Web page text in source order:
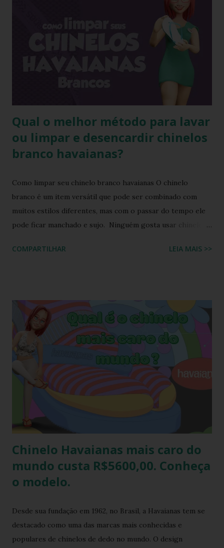
utilizar o chinelo adquirido no ano passado você verá que
ele está mais justo ao seu pé e se comprar um novo e
medir com o antigo a diferença irá aparecer também,
portanto não se assustem, chinelo de borracha encolhe
chi...
Qual o melhor método para lavar
ou limpar e desencardir chinelos
branco havaianas?
Como limpar seu chinelo branco havaianas O chinelo
branco é um item versátil que pode ser combinado com
muitos estilos diferentes, mas com o passar do tempo ele
pode ficar manchado e sujo. Ninguém gosta usar chinelo
branca ou alguma cor clara, principalmente os chinelos
que um look com chinelo, não é mesmo? Não se preocupe,
existem ótimas técnicas que você pode usar para limpar e
deixar seu chinelo branco brilhando novamente. Aprenda
como fazer isso agora mesmo! Um chinelo que combina
muito bem com peças jeans é o chinelo havaianas modelo
tradicional, o modelo bicolor da havaianas. Principalmente o
modelo na versão branco e azul claro. Como manter
havaianas branca O chinelo branco é uma peça elegante que
combina com quase tudo, mas precisa de um pouco de ...
COMPARTILHAR LEIA MAIS >>
Chinelo Havaianas mais caro do
mundo custa R$5600,00. Conheça
o modelo.
Desde sua fundação em 1962, no Brasil, a Havaianas tem se
destacado como uma das marcas mais conhecidas e
populares de chinelos de dedo no mundo. O design